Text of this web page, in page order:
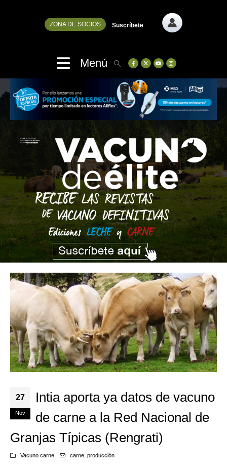
ZONA DE SOCIOS Suscríbete
Menú
27
Nov
Intia aporta ya datos de vacuno
de carne a la Red Nacional de
Granjas Típicas (Rengrati)
Vacuno carne carne, producción